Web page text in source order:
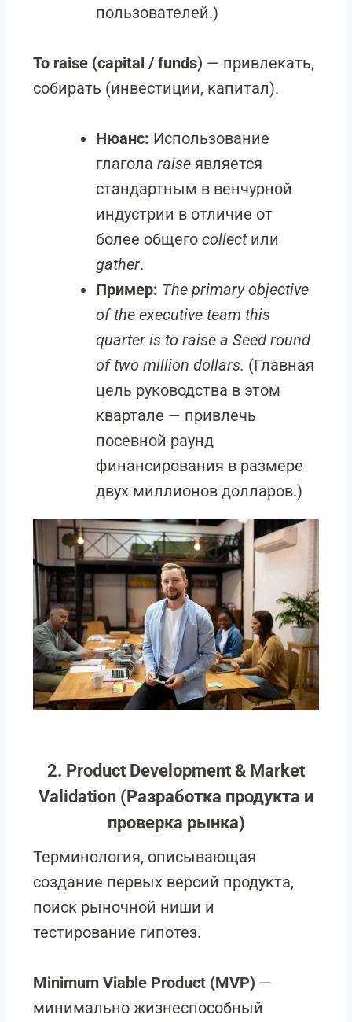
пользователей.)
To raise (capital / funds) — привлекать,
собирать (инвестиции, капитал).
Нюанс: Использование
глагола raise является
стандартным в венчурной
индустрии в отличие от
более общего collectили
gather.
Пример: The primary objective
of the executive team this
quarter is to raise a Seed round
of two million dollars. (Главная
цель руководства в этом
квартале — привлечь
посевной раунд
финансирования в размере
двух миллионов долларов.)
2. Product Development & Market
Validation (Разработка продукта и
проверка рынка)
Терминология, описывающая
создание первых версий продукта,
поиск рыночной ниши и
тестирование гипотез.
Minimum Viable Product (MVP) —
минимально жизнеспособный